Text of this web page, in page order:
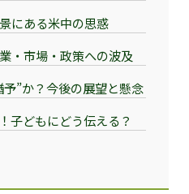
にある米中の思惑
・市場・政策への波及
予”か？今後の展望と懸念
子どもにどう伝える？